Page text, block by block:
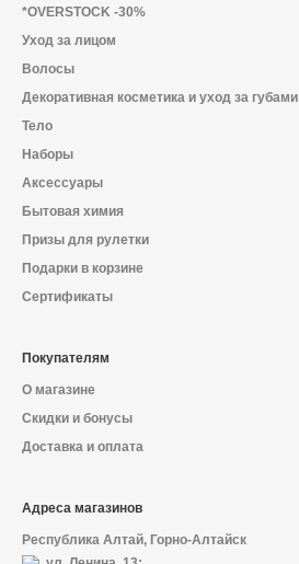
Доставка и оплата
Политика конфиденциальности
Контактная информация
Телефон Whats’APP
*OVERSTOCK -30%
Уход за лицом
Волосы
Декоративная косметика и уход за губами
Тело
Наборы
Аксессуары
Бытовая химия
Призы для рулетки
Подарки в корзине
Сертификаты
Покупателям
О магазине
Скидки и бонусы
Доставка и оплата
Адреса магазинов
Республика Алтай, Горно-Алтайск